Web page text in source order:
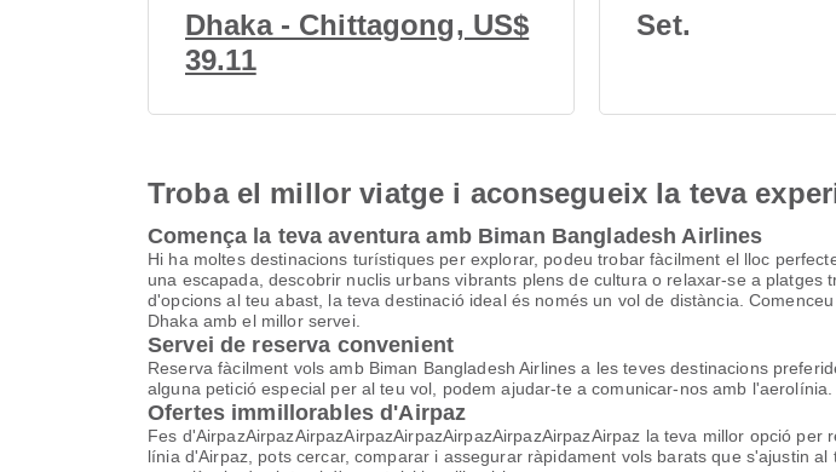
Dhaka - Chittagong, US$
39.11
Set.
Troba el millor viatge i aconsegueix la teva
Comença la teva aventura amb Biman Bangladesh Airlines
Hi ha moltes destinacions turístiques per explorar, podeu trobar fàcilment el lloc
una escapada, descobrir nuclis urbans vibrants plens de cultura o relaxar-se a
d'opcions al teu abast, la teva destinació ideal és només un vol de distància.
Dhaka amb el millor servei.
Servei de reserva convenient
Reserva fàcilment vols amb Biman Bangladesh Airlines a les teves destinacions
alguna petició especial per al teu vol, podem ajudar-te a comunicar-nos amb
Ofertes immillorables d'Airpaz
Fes d'AirpazAirpazAirpazAirpazAirpazAirpazAirpazAirpazAirpaz la teva millor opció
línia d'Airpaz, pots cercar, comparar i assegurar ràpidament vols barats que s'ajustin